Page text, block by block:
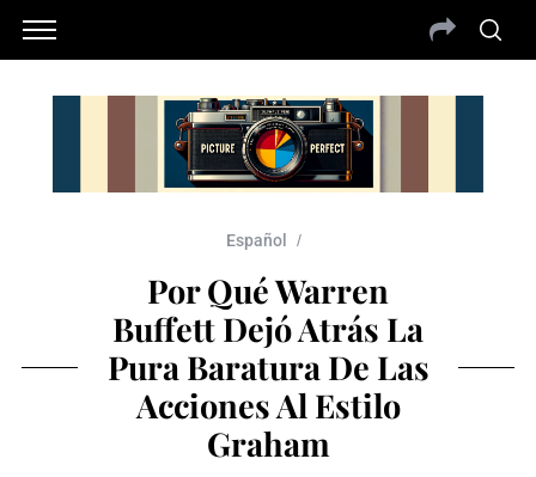
Español
Por Qué Warren
Buffett Dejó Atrás La
Pura Baratura De Las
Acciones Al Estilo
Graham